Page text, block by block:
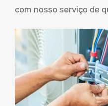
com nosso serviço de